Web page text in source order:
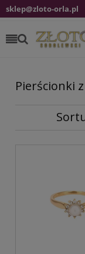
sklep@zloto-orla.pl
Pierścionki